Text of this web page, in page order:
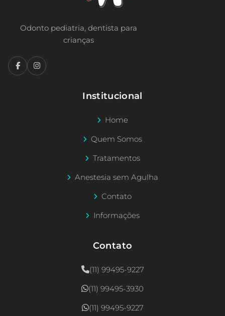
Odonto pediatria, dentista para
crianças
Institucional
Home
Quem Somos
Tratamentos
Anestesia sem Agulha
Contato
Informações
Contato
(11) 99495-9227
(11) 99495-3930
(11) 99495-9227